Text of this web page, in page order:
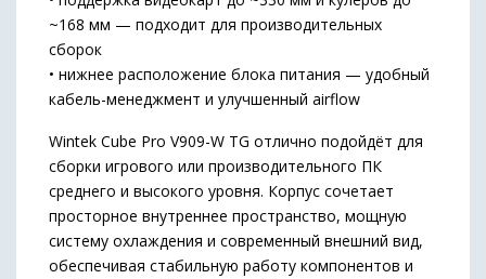
~168 мм — подходит для производительных
сборок
• нижнее расположение блока питания — удобный
кабель-менеджмент и улучшенный airflow
Wintek Cube Pro V909-W TG отлично подойдёт для
сборки игрового или производительного ПК
среднего и высокого уровня. Корпус сочетает
просторное внутреннее пространство, мощную
систему охлаждения и современный внешний вид,
обеспечивая стабильную работу компонентов и